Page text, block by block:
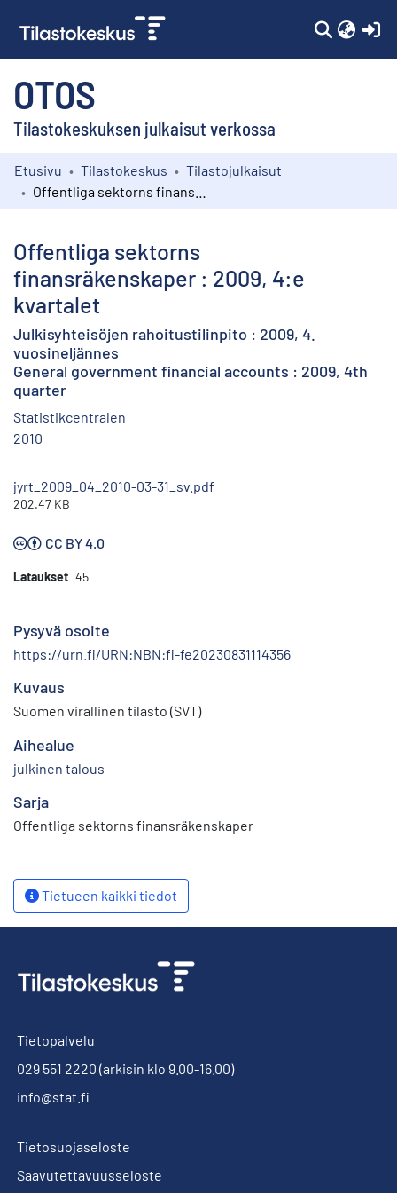
OTOS
Tilastokeskuksen julkaisut verkossa
Kokoelmat
Etusivu Tilastokeskus
Tilastojulkaisut
Offentliga sektorns
finansräkenskaper : 2009, 4:e
kvartalet
Julkisyhteisöjen rahoitustilinpito : 2009, 4.
vuosineljännes
General government financial accounts : 2009, 4th
quarter
Statistikcentralen
2010
jyrt_2009_04_2010-03-31_sv.pdf
202.47 KB
CC BY 4.0
Lataukset 45
Pysyvä osoite
https://urn.fi/URN:NBN:fi-fe20230831114356
Kuvaus
Suomen virallinen tilasto (SVT)
Aihealue
julkinen talous
Sarja
Offentliga sektorns finansräkenskaper
Tietueen kaikki tiedot
Tietopalvelu
029 551 2220 (arkisin klo 9.00-16.00)
info@stat.fi
Tietosuojaseloste
Saavutettavuusseloste